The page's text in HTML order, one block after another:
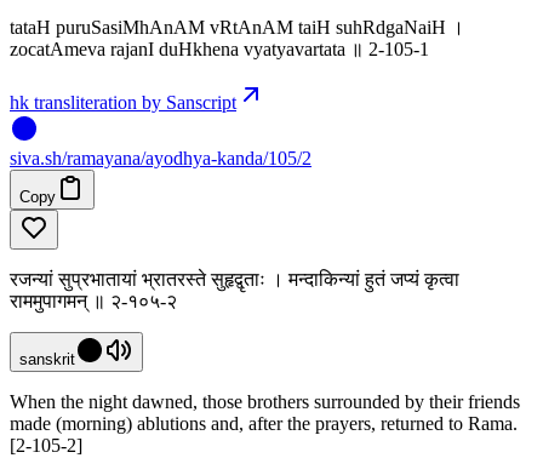
tataH puruSasiMhAnAM vRtAnAM taiH suhRdgaNaiH ।
zocatAmeva rajanI duHkhena vyatyavartata ॥ 2-105-1
hk transliteration by Sanscript
siva.sh/ramayana/ayodhya-kanda/105/2
Copy
रजन्यां सुप्रभातायां भ्रातरस्ते सुहृद्वृताः । मन्दाकिन्यां हुतं जप्यं कृत्वा
राममुपागमन् ॥ २-१०५-२
sanskrit
When the night dawned, those brothers surrounded by their friends
made (morning) ablutions and, after the prayers, returned to Rama.
[2-105-2]